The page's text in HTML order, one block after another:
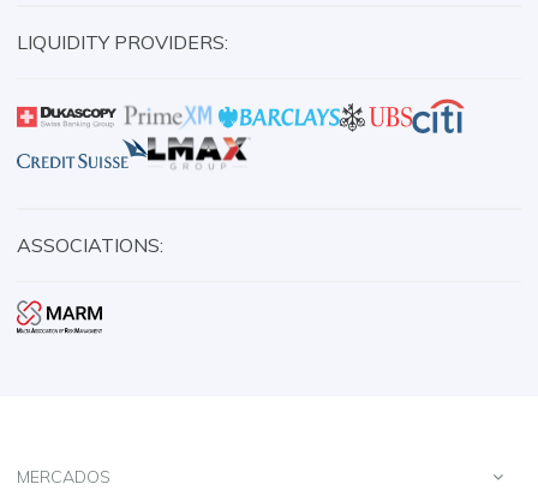
LIQUIDITY PROVIDERS:
ASSOCIATIONS:
MERCADOS